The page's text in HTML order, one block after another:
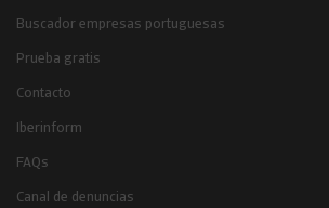
Buscador empresas portuguesas
Prueba gratis
Contacto
Iberinform
FAQs
Canal de denuncias